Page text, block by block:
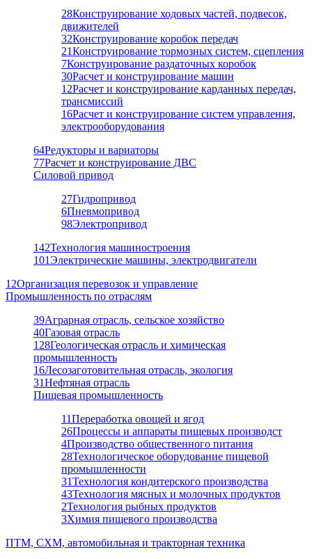
28Конструирование ходовых частей, подвесок,
движителей
32Конструирование коробок передач
21Конструирование тормозных систем, сцепления
7Конструирование раздаточных коробок
30Расчет и конструирование машин
12Расчет и конструирование карданных передач,
трансмиссий
16Расчет и конструирование систем управления,
электрооборудования
64Редукторы и вариаторы
77Расчет и конструирование ДВС
Силовой привод
27Гидропривод
6Пневмопривод
98Электропривод
142Технология машиностроения
101Электрические машины, электродвигатели
12Организация перевозок и управление
Промышленность по отраслям
39Аграрная отрасль, сельское хозяйство
40Газовая отрасль
128Геологическая отрасль и химическая
промышленность
16Лесозаготовительная отрасль, экология
31Нефтяная отрасль
Пищевая промышленность
11Переработка овощей и ягод
26Процессы и аппараты пищевых производст
4Производство общественного питания
28Технологическое оборудование пищевой
промышленности
31Технология кондитерского производства
43Технология мясных и молочных продуктов
2Технология рыбных продуктов
3Химия пищевого производства
ПТМ, СХМ, автомобильная и тракторная техника